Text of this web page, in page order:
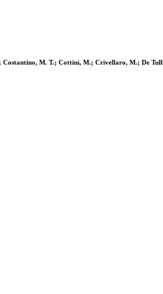
M. T.; Cottini, M.; Crivellaro, M.; De